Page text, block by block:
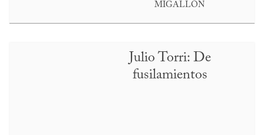
MIGALLÓN
Julio Torri: De
fusilamientos